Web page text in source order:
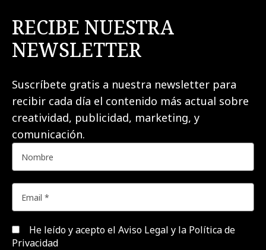
RECIBE NUESTRA
NEWSLETTER
Suscríbete gratis a nuestra newsletter para
recibir cada día el contenido más actual sobre
creatividad, publicidad, marketing, y
comunicación.
He leído y acepto el Aviso Legal y la Política de
Privacidad